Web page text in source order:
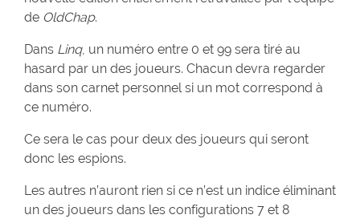
de OldChap.
Dans Linq, un numéro entre 0 et 99 sera tiré au
hasard par un des joueurs. Chacun devra regarder
dans son carnet personnel si un mot correspond à
ce numéro.
Ce sera le cas pour deux des joueurs qui seront
donc les espions.
Les autres n’auront rien si ce n’est un indice éliminant
un des joueurs dans les configurations 7 et 8